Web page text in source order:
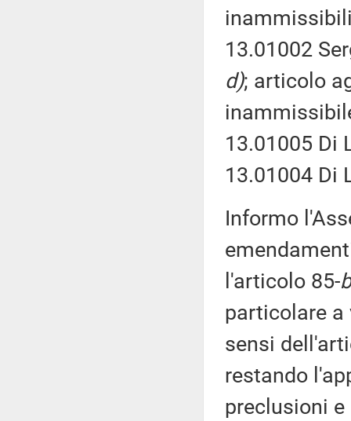
13.01002
d); articolo
13.01005 Di
13.01004 Di
Informo
l'articolo 85-
particolare a
sensi
restando
preclusioni